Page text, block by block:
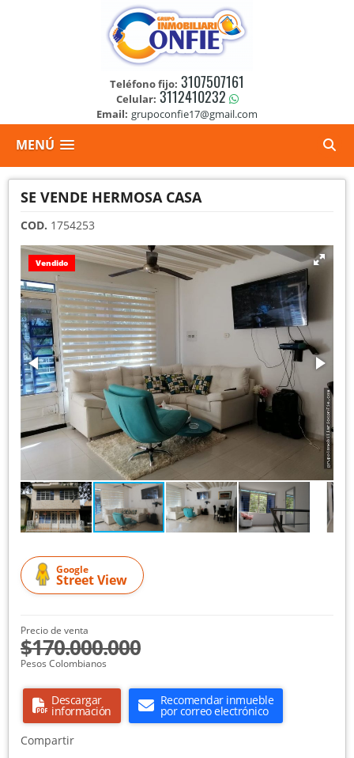
Teléfono fijo: 3107507161
Celular: 3112410232
Email: grupoconfie17@gmail.com
MENÚ
SE VENDE HERMOSA CASA
COD. 1754253
Vendido
Google
Street View
Precio de venta
$170.000.000
Pesos Colombianos
Descargar
información
Recomendar inmueble
por correo electrónico
Compartir